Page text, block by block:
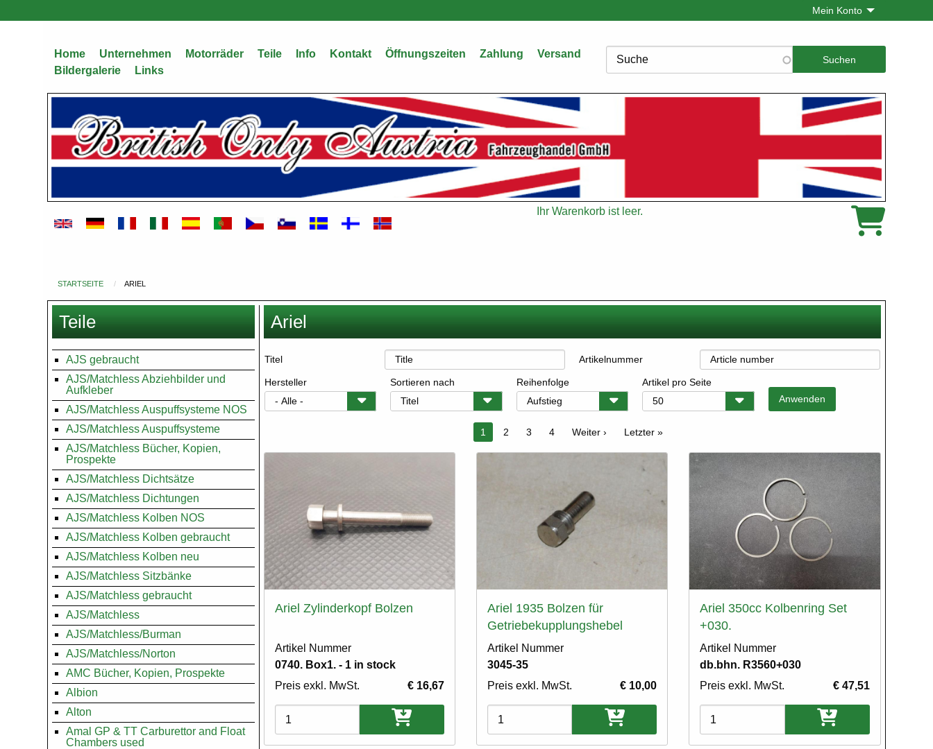
zum
Mein Konto
Home Unternehmen Motorräder Teile Info Kontakt Öffnungszeiten Zahlung
Versand
Bildergalerie
Links
Suche
Warenkorb
Ihr Warenkorb ist leer.
Du
bist
hier
STARTSEITE ARIEL
Ariel
Titel Artikelnummer
Hersteller Sortieren nach Reihenfolge Artikel pro Seite
Aktuelle
1 Seite
2 Seite
3 Seite
4
Nächste
Weiter ›
Letzte
Letzter »
Ariel Zylinderkopf Bolzen
Artikel Nummer
0740. Box1. - 1 in stock
Preis exkl. MwSt.
€ 16,67
Varianten
Ariel 1935 Bolzen für
Getriebekupplungshebel
Artikel Nummer
3045-35
Preis exkl. MwSt.
€ 10,00
Varianten
Ariel 350cc Kolbenring Set
+030.
Artikel Nummer
db.bhn. R3560+030
Preis exkl. MwSt.
€ 47,51
Varianten
Teile
AJS gebraucht
AJS/Matchless Abziehbilder und
Aufkleber
AJS/Matchless Auspuffsysteme NOS
AJS/Matchless Auspuffsysteme
AJS/Matchless Bücher, Kopien,
Prospekte
AJS/Matchless Dichtsätze
AJS/Matchless Dichtungen
AJS/Matchless Kolben NOS
AJS/Matchless Kolben gebraucht
AJS/Matchless Kolben neu
AJS/Matchless Sitzbänke
AJS/Matchless gebraucht
AJS/Matchless
AJS/Matchless/Burman
AJS/Matchless/Norton
AMC Bücher, Kopien, Prospekte
Albion
Alton
Amal GP & TT Carburettor and Float
Chambers used